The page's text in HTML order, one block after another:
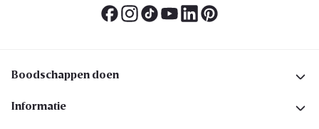
Boodschappen doen
Informatie